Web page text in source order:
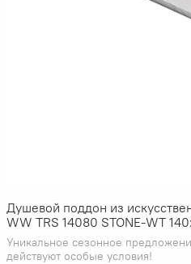
Душевой поддон из
WW TRS 14080 STONE-WT
Уникальное сезонное
действуют особые условия!